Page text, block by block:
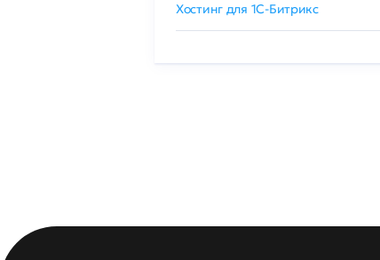
Хостинг для 1C-Битрикс